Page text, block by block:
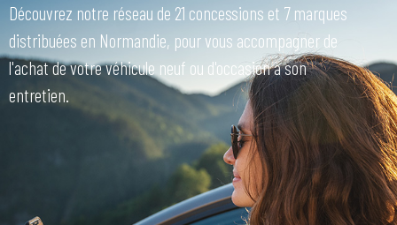
Découvrez notre réseau de 21 concessions et 7 marques
distribuées en Normandie, pour vous accompagner de
l'achat de votre véhicule neuf ou d'occasion à son
entretien.